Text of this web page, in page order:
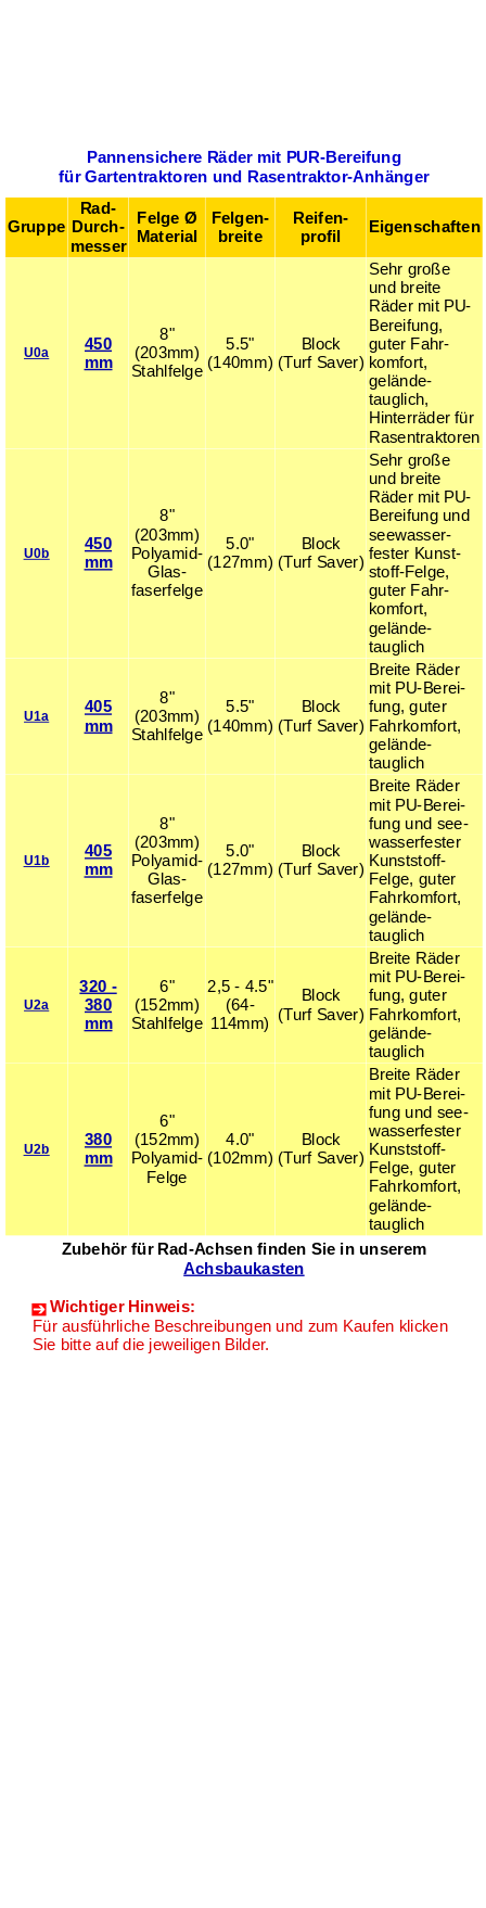
Pannensichere Räder mit PUR-Bereifung
für Gartentraktoren und Rasentraktor-Anhänger
Gruppe
Rad-
Durch­
messer
Felge Ø
Material
Felgen-
breite
Reifen­
profil Eigenschaften
U0a
450
mm
8"
(203mm)
Stahl­felge
5.5"
(140mm)
Block
(Turf Saver)
Sehr große
und breite
Räder mit PU-
Berei­fung,
guter Fahr­
komfort,
gelände­
tauglich,
Hinterräder für
Rasentraktoren
U0b
450
mm
8"
(203mm)
Poly­amid-
Glas­
faser­felge
5.0"
(127mm)
Block
(Turf Saver)
Sehr große
und breite
Räder mit PU-
Berei­fung und
see­was­ser­
fester Kunst­
stoff-Felge,
guter Fahr­
komfort,
gelände­
tauglich
U1a
405
mm
8"
(203mm)
Stahl­felge
5.5"
(140mm)
Block
(Turf Saver)
Breite Räder
mit PU-Berei­
fung, guter
Fahr­komfort,
gelände­
tauglich
U1b
405
mm
8"
(203mm)
Poly­amid-
Glas­
faser­felge
5.0"
(127mm)
Block
(Turf Saver)
Breite Räder
mit PU-Berei­
fung und see­
was­ser­fester
Kunst­stoff-
Felge, guter
Fahr­komfort,
gelände­
tauglich
U2a
320 -
380
mm
6"
(152mm)
Stahl­felge
2,5 - 4.5"
(64-
114mm)
Block
(Turf Saver)
Breite Räder
mit PU-Berei­
fung, guter
Fahr­komfort,
gelände­
tauglich
U2b
380
mm
6"
(152mm)
Polyamid-
Felge
4.0"
(102mm)
Block
(Turf Saver)
Breite Räder
mit PU-Berei­
fung und see­
was­ser­fester
Kunst­stoff-
Felge, guter
Fahr­komfort,
gelände­
tauglich
Zubehör für Rad-Achsen finden Sie in unserem
Achsbaukasten
Wichtiger Hinweis:
Für ausführliche Beschreibungen und zum Kaufen klicken
Sie bitte auf die jeweiligen Bilder.